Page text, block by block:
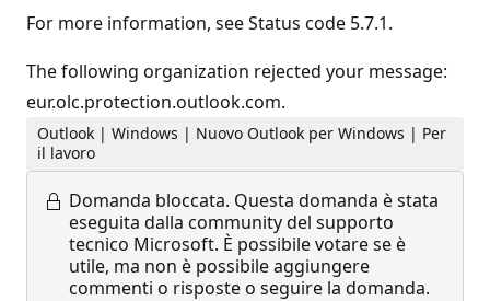
For more information, see Status code 5.7.1.
The following organization rejected your message:
eur.olc.protection.outlook.com.
Outlook | Windows | Nuovo Outlook per Windows | Per
il lavoro
Domanda bloccata. Questa domanda è stata
eseguita dalla community del supporto
tecnico Microsoft. È possibile votare se è
utile, ma non è possibile aggiungere
commenti o risposte o seguire la domanda.